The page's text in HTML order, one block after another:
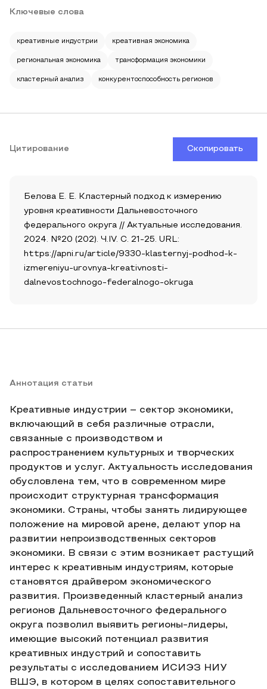
Ключевые слова
креативные индустрии креативная экономика
региональная экономика трансформация экономики
кластерный анализ конкурентоспособность регионов
Цитирование Скопировать
Белова Е. Е. Кластерный подход к измерению
уровня креативности Дальневосточного
федерального округа // Актуальные исследования.
2024. №20 (202). Ч.IV. С. 21-25. URL:
https://apni.ru/article/9330-klasternyj-podhod-k-
izmereniyu-urovnya-kreativnosti-
dalnevostochnogo-federalnogo-okruga
Аннотация статьи
Креативные индустрии – сектор экономики,
включающий в себя различные отрасли,
связанные с производством и
распространением культурных и творческих
продуктов и услуг. Актуальность исследования
обусловлена тем, что в современном мире
происходит структурная трансформация
экономики. Страны, чтобы занять лидирующее
положение на мировой арене, делают упор на
развитии непроизводственных секторов
экономики. В связи с этим возникает растущий
интерес к креативным индустриям, которые
становятся драйвером экономического
развития. Произведенный кластерный анализ
регионов Дальневосточного федерального
округа позволил выявить регионы-лидеры,
имеющие высокий потенциал развития
креативных индустрий и сопоставить
результаты с исследованием ИСИЭЗ НИУ
ВШЭ, в котором в целях сопоставительного